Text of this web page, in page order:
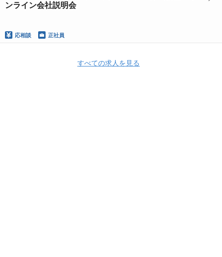
ンライン会社説明会
応相談 正社員
すべての求人を見る